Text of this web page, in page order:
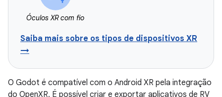
Óculos XR com fio
Saiba mais sobre os tipos de dispositivos XR
→
O Godot é compatível com o Android XR pela integração
do OpenXR. É possível criar e exportar aplicativos de RV